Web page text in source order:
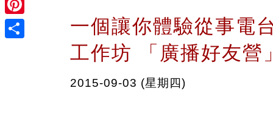
Pinterest
一個讓你體驗從事電
工作坊 「廣播好友營
2015-09-03 (星期四)